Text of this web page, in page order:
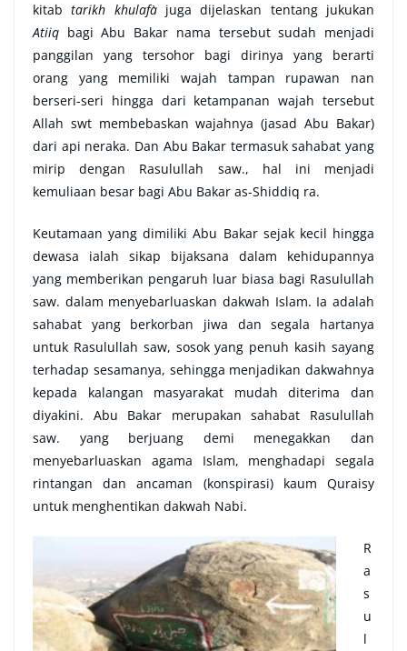
kitabtarikh khulafa`juga dijelaskan tentang jukukan
Atiiq bagi Abu Bakar nama tersebut sudah menjadi
panggilan yang tersohor bagi dirinya yang berarti
orang yang memiliki wajah tampan rupawan nan
berseri-seri hingga dari ketampanan wajah tersebut
Allah swt membebaskan wajahnya (jasad Abu Bakar)
dari api neraka. Dan Abu Bakar termasuk sahabat yang
mirip dengan Rasulullah saw., hal ini menjadi
kemuliaan besar bagi Abu Bakar as-Shiddiq ra.
Keutamaan yang dimiliki Abu Bakar sejak kecil hingga
dewasa ialah sikap bijaksana dalam kehidupannya
yang memberikan pengaruh luar biasa bagi Rasulullah
saw. dalam menyebarluaskan dakwah Islam. Ia adalah
sahabat yang berkorban jiwa dan segala hartanya
untuk Rasulullah saw, sosok yang penuh kasih sayang
terhadap sesamanya, sehingga menjadikan dakwahnya
kepada kalangan masyarakat mudah diterima dan
diyakini. Abu Bakar merupakan sahabat Rasulullah
saw. yang berjuang demi menegakkan dan
menyebarluaskan agama Islam, menghadapi segala
rintangan dan ancaman (konspirasi) kaum Quraisy
untuk menghentikan dakwah Nabi.
R
a
s
u
l